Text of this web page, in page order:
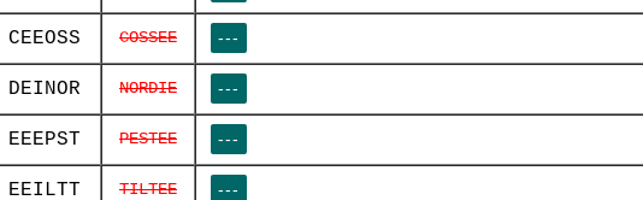
CEEOSS COSSEE ---
DEINOR NORDIE ---
EEEPST PESTEE ---
EEILTT TILTEE ---